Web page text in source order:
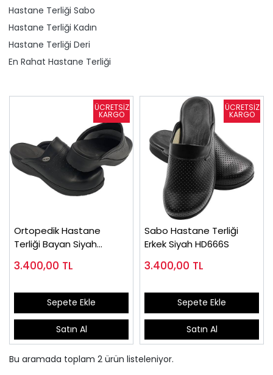
Hastane Terliği Sabo
Hastane Terliği Kadın
Hastane Terliği Deri
En Rahat Hastane Terliği
Ortopedik Hastane
Terliği Bayan Siyah
3.400,00 TL
Sepete Ekle
Satın Al
Sabo Hastane Terliği
Erkek Siyah HD666S
3.400,00 TL
Sepete Ekle
Satın Al
Bu aramada toplam 2 ürün listeleniyor.